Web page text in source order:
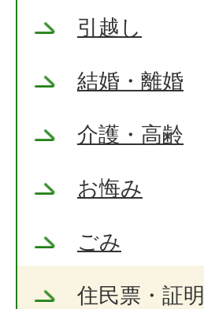
引越し
結婚・離婚
介護・高齢
お悔み
ごみ
住民票・証明